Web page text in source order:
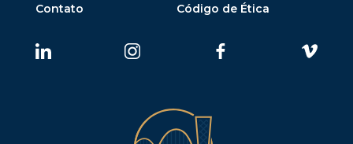
Contato
Código de Ética